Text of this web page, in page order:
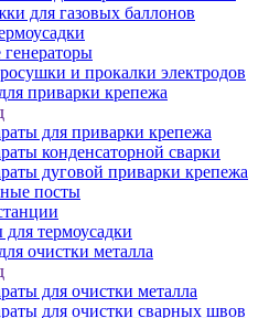
для газовых баллонов
и прокалки электродов
приварки крепежа
для приварки крепежа
конденсаторной сварки
дуговой приварки крепежа
посты
термоусадки
очистки металла
для очистки металла
для очистки сварных швов